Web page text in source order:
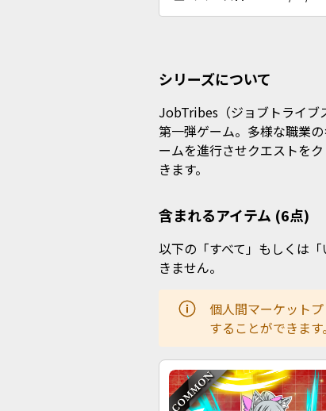
シリーズについて
JobTribes（ジョブトライ
第一弾ゲーム。多様な職業
ームを進行させクエストを
きま
含まれるアイテム (6点)
以下の「すべて」もしくは
きません。
個人間マーケット
することができます。